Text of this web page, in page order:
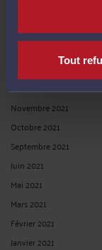
Tout
Juin 2022
Mars 2022
Novembre 2021
Octobre 2021
Septembre 2021
Juin 2021
Mai 2021
Mars 2021
Février 2021
Janvier 2021